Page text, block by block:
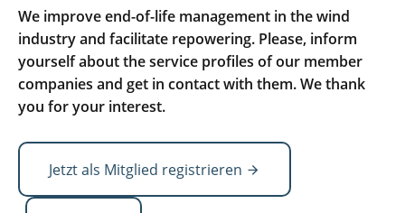
We improve end-of-life management in the wind
industry and facilitate repowering. Please, inform
yourself about the service profiles of our member
companies and get in contact with them. We thank
you for your interest.
Jetzt als Mitglied registrieren